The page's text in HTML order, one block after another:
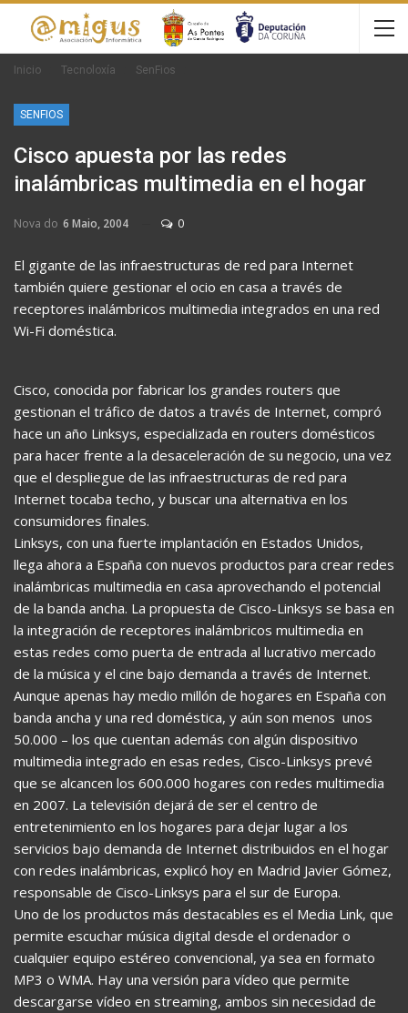
Inicio Tecnoloxía SenFios
SENFIOS
Cisco apuesta por las redes
inalámbricas multimedia en el hogar
Nova do 6 Maio, 2004 0
El gigante de las infraestructuras de red para Internet
también quiere gestionar el ocio en casa a través de
receptores inalámbricos multimedia integrados en una red
Wi-Fi doméstica.
Cisco, conocida por fabricar los grandes routers que
gestionan el tráfico de datos a través de Internet, compró
hace un año Linksys, especializada en routers domésticos
para hacer frente a la desaceleración de su negocio, una vez
que el despliegue de las infraestructuras de red para
Internet tocaba techo, y buscar una alternativa en los
consumidores finales.
Linksys, con una fuerte implantación en Estados Unidos,
llega ahora a España con nuevos productos para crear redes
inalámbricas multimedia en casa aprovechando el potencial
de la banda ancha. La propuesta de Cisco-Linksys se basa en
la integración de receptores inalámbricos multimedia en
estas redes como puerta de entrada al lucrativo mercado
de la música y el cine bajo demanda a través de Internet.
Aunque apenas hay medio millón de hogares en España con
banda ancha y una red doméstica, y aún son menos  unos
50.000 – los que cuentan además con algún dispositivo
multimedia integrado en esas redes, Cisco-Linksys prevé
que se alcancen los 600.000 hogares con redes multimedia
en 2007. La televisión dejará de ser el centro de
entretenimiento en los hogares para dejar lugar a los
servicios bajo demanda de Internet distribuidos en el hogar
con redes inalámbricas, explicó hoy en Madrid Javier Gómez,
responsable de Cisco-Linksys para el sur de Europa.
Uno de los productos más destacables es el Media Link, que
permite escuchar música digital desde el ordenador o
cualquier equipo estéreo convencional, ya sea en formato
MP3 o WMA. Hay una versión para vídeo que permite
descargarse vídeo en streaming, ambos sin necesidad de